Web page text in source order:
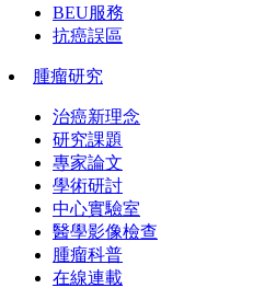
BEU服務
抗癌誤區
腫瘤研究
治癌新理念
研究課題
專家論文
學術研討
中心實驗室
醫學影像檢查
腫瘤科普
在線連載